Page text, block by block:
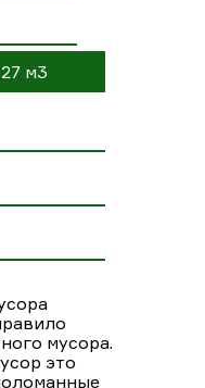
м3
мусора.
это